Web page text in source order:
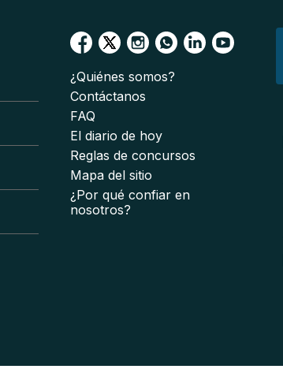
¿Quiénes somos?
Contáctanos
FAQ
El diario de hoy
Reglas de concursos
Mapa del sitio
¿Por qué confiar en
nosotros?